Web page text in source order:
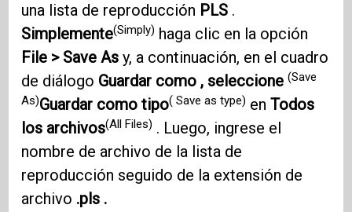
una lista de reproducción PLS .
Simplemente(Simply) haga clic en la opción
File > Save As y, a continuación, en el cuadro
de diálogo Guardar como , seleccione(Save
As)Guardar como tipo( Save as type) enTodos
los archivos(All Files) . Luego, ingrese el
nombre de archivo de la lista de
reproducción seguido de la extensión de
archivo .pls .